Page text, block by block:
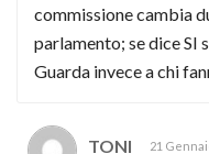
commissione cambia
parlamento; se dice SI
Guarda invece a chi
TONI 21